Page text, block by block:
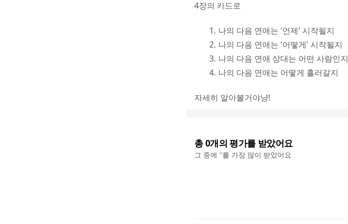
4장의 카드로
나의 다음 연애는 '언제' 시작될지
나의 다음 연애는 '어떻게' 시작될지
나의 다음 연애 상대는 어떤 사람인지
나의 다음 연애는 어떻게 흘러갈지
자세히 알아볼거야냥!
총0개의 평가를 받았어요
그 중에 ''를 가장 많이 받았어요